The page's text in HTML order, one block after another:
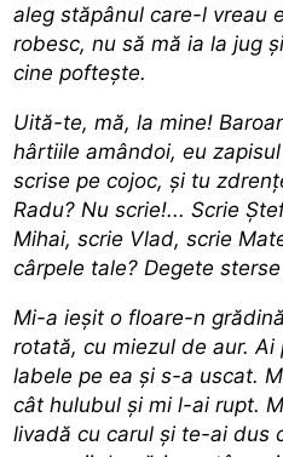
aleg stăpânul care-l vreau
robesc, nu să mă ia la jug
cine pofteşte.
Uită-te, mă, la mine!
hârtiile amândoi, eu
scrise pe cojoc, şi tu
Radu? Nu scrie!... Scrie
Mihai, scrie Vlad, scrie
cârpele tale? Degete
Mi-a ieşit o floare-n
rotată, cu miezul de aur.
labele pe ea şi s-a uscat.
cât hulubul şi mi l-ai rupt.
livadă cu carul şi te-ai dus